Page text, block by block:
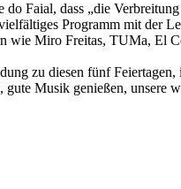
Faial, dass „die
Programm mit der
wie Miro Freitas, TUMa, El
zu diesen fünf
Musik genießen, unsere